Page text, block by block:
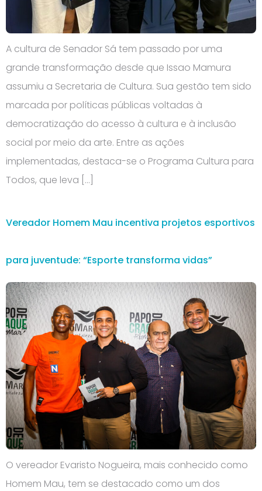
A cultura de Senador Sá tem passado por uma
grande transformação desde que Issao Mamura
assumiu a Secretaria de Cultura. Sua gestão tem sido
marcada por políticas públicas voltadas à
democratização do acesso à cultura e à inclusão
social por meio da arte. Entre as ações
implementadas, destaca-se o Programa Cultura para
Todos, que leva […]
Vereador Homem Mau incentiva projetos esportivos
para juventude: “Esporte transforma vidas”
O vereador Evaristo Nogueira, mais conhecido como
Homem Mau, tem se destacado como um dos